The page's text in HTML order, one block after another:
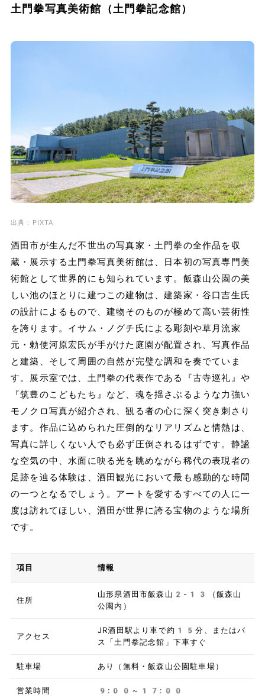
土門拳写真美術館（土門拳記念館）
出典；PIXTA
酒田市が生んだ不世出の写真家・土門拳の全作品を収
蔵・展示する土門拳写真美術館は、日本初の写真専門美
術館として世界的にも知られています。飯森山公園の美
しい池のほとりに建つこの建物は、建築家・谷口吉生氏
の設計によるもので、建物そのものが極めて高い芸術性
を誇ります。イサム・ノグチ氏による彫刻や草月流家
元・勅使河原宏氏が手がけた庭園が配置され、写真作品
と建築、そして周囲の自然が完璧な調和を奏でていま
す。展示室では、土門拳の代表作である『古寺巡礼』や
『筑豊のこどもたち』など、魂を揺さぶるような力強い
モノクロ写真が紹介され、観る者の心に深く突き刺さり
ます。作品に込められた圧倒的なリアリズムと情熱は、
写真に詳しくない人でも必ず圧倒されるはずです。静謐
な空気の中、水面に映る光を眺めながら稀代の表現者の
足跡を辿る体験は、酒田観光において最も感動的な時間
の一つとなるでしょう。アートを愛するすべての人に一
度は訪れてほしい、酒田が世界に誇る宝物のような場所
です。
項目 情報
住所
山形県酒田市飯森山2-13（飯森山
公園内）
アクセス
JR酒田駅より車で約15分、またはバ
ス「土門拳記念館」下車すぐ
駐車場 あり（無料・飯森山公園駐車場）
営業時間 9:00～17:00